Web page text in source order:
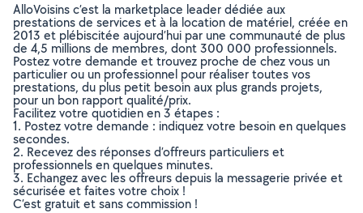
AlloVoisins c’est la marketplace leader dédiée aux
prestations de services et à la location de matériel, créée en
2013 et plébiscitée aujourd’hui par une communauté de plus
de 4,5 millions de membres, dont 300 000 professionnels.
Postez votre demande et trouvez proche de chez vous un
particulier ou un professionnel pour réaliser toutes vos
prestations, du plus petit besoin aux plus grands projets,
pour un bon rapport qualité/prix.
Facilitez votre quotidien en 3 étapes :
1. Postez votre demande : indiquez votre besoin en quelques
secondes.
2. Recevez des réponses d’offreurs particuliers et
professionnels en quelques minutes.
3. Echangez avec les offreurs depuis la messagerie privée et
sécurisée et faites votre choix !
C’est gratuit et sans commission !